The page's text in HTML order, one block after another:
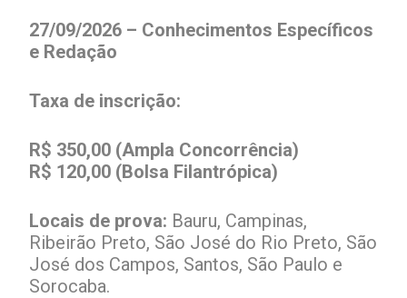
27/09/2026 – Conhecimentos Específicos
e Redação
Taxa de inscrição:
R$ 350,00 (Ampla Concorrência)
R$ 120,00 (Bolsa Filantrópica)
Locais de prova: Bauru, Campinas,
Ribeirão Preto, São José do Rio Preto, São
José dos Campos, Santos, São Paulo e
Sorocaba.